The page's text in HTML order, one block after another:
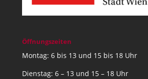
Öffnungszeiten
Montag: 6 bis 13 und 15 bis 18 Uhr
Dienstag: 6 – 13 und 15 – 18 Uhr